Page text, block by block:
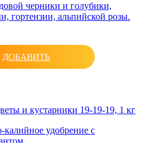
черники и голубики,
гортензии, альпийской розы.
ДОБАВИТЬ
и кустарники 19-19-19, 1 кг
удобрение с